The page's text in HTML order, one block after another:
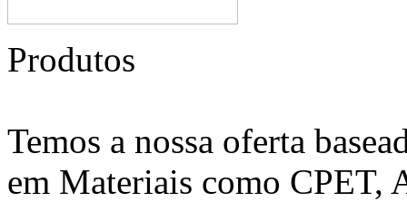
Produtos
Temos a nossa oferta
em Materiais como CPET,